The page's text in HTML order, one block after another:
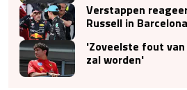
Verstappen
Russell in Barcelona
'Zoveelste fout
zal worden'